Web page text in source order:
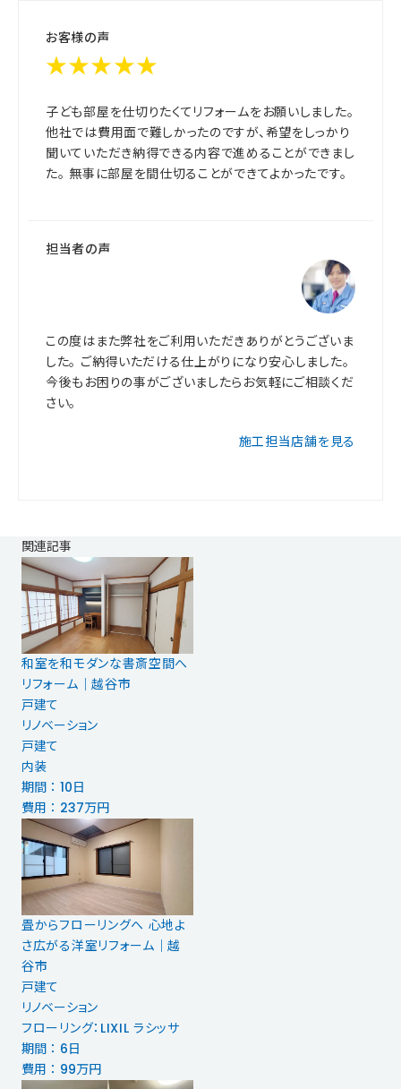
お客様の声
★★★★★
子ども部屋を仕切りたくてリフォームをお願いしました。
他社では費用面で難しかったのですが、希望をしっかり
聞いていただき納得できる内容で進めることができまし
た。 無事に部屋を間仕切ることができてよかったです。
担当者の声
この度はまた弊社をご利用いただきありがとうございま
した。 ご納得いただける仕上がりになり安心しました。
今後もお困りの事がございましたらお気軽にご相談くだ
さい。
施工担当店舗を見る
関連記事
和室を和モダンな書斎空間へ
リフォーム｜越谷市
戸建て
リノベーション
戸建て
内装
期間 ： 10日
費用 ： 237万円
畳からフローリングへ 心地よ
さ広がる洋室リフォーム｜越
谷市
戸建て
リノベーション
フローリング：LIXIL ラシッサ
期間 ： 6日
費用 ： 99万円